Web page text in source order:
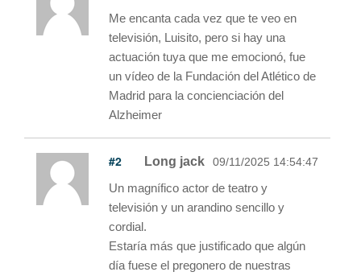
Me encanta cada vez que te veo en
televisión, Luisito, pero si hay una
actuación tuya que me emocionó, fue
un vídeo de la Fundación del Atlético de
Madrid para la concienciación del
Alzheimer
#2 Long jack 09/11/2025 14:54:47
Un magnífico actor de teatro y
televisión y un arandino sencillo y
cordial.
Estaría más que justificado que algún
día fuese el pregonero de nuestras